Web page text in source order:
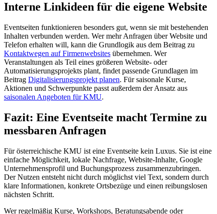
Interne Linkideen für die eigene Website
Eventseiten funktionieren besonders gut, wenn sie mit bestehenden
Inhalten verbunden werden. Wer mehr Anfragen über Website und
Telefon erhalten will, kann die Grundlogik aus dem Beitrag zu
Kontaktwegen auf Firmenwebsites übernehmen. Wer
Veranstaltungen als Teil eines größeren Website- oder
Automatisierungsprojekts plant, findet passende Grundlagen im
Beitrag Digitalisierungsprojekt planen. Für saisonale Kurse,
Aktionen und Schwerpunkte passt außerdem der Ansatz aus
saisonalen Angeboten für KMU.
Fazit: Eine Eventseite macht Termine zu
messbaren Anfragen
Für österreichische KMU ist eine Eventseite kein Luxus. Sie ist eine
einfache Möglichkeit, lokale Nachfrage, Website-Inhalte, Google
Unternehmensprofil und Buchungsprozess zusammenzubringen.
Der Nutzen entsteht nicht durch möglichst viel Text, sondern durch
klare Informationen, konkrete Ortsbezüge und einen reibungslosen
nächsten Schritt.
Wer regelmäßig Kurse, Workshops, Beratungsabende oder